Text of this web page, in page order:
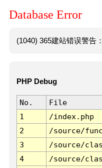
Database Error
(1040) 365建站错误警告
PHP Debug
No. File
1
/index.php
2
/source/
3
/source/
4
/source/